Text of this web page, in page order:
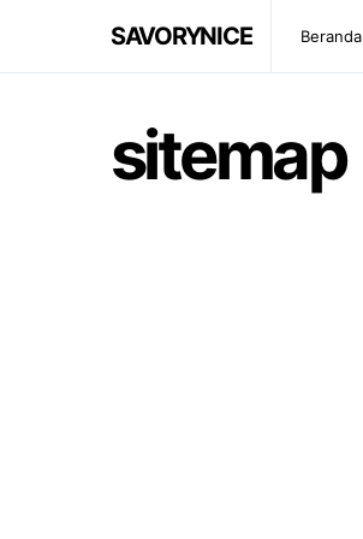
SAVORYNICE Beranda
sitemap